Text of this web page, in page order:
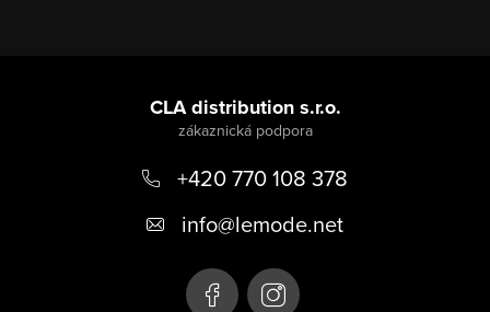
CLA distribution s.r.o.
+420 770 108 378
info@lemode.net